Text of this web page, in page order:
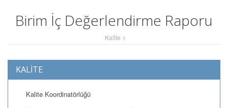
Birim İç Değerlendirme Raporu
Kali̇te
KALİTE
Kalite Koordinatörlüğü